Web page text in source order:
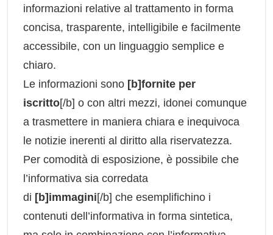
informazioni relative al trattamento in forma
concisa, trasparente, intelligibile e facilmente
accessibile, con un linguaggio semplice e
chiaro.
Le informazioni sono [b]fornite per
iscritto[/b] o con altri mezzi, idonei comunque
a trasmettere in maniera chiara e inequivoca
le notizie inerenti al diritto alla riservatezza.
Per comodità di esposizione, è possibile che
l’informativa sia corredata
di [b]immagini[/b] che esemplifichino i
contenuti dell’informativa in forma sintetica,